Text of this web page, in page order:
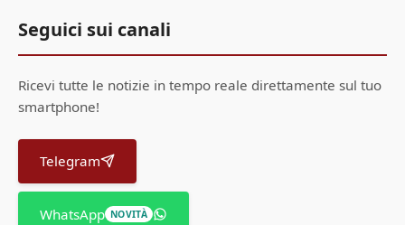
Seguici sui canali
Ricevi tutte le notizie in tempo reale direttamente sul tuo
smartphone!
Telegram
WhatsApp NOVITÀ